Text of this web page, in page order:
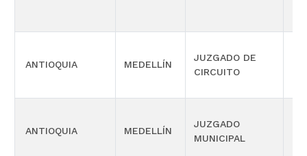
ANTIOQUIA MEDELLÍN
JUZGADO DE
CIRCUITO
ANTIOQUIA MEDELLÍN
JUZGADO
MUNICIPAL